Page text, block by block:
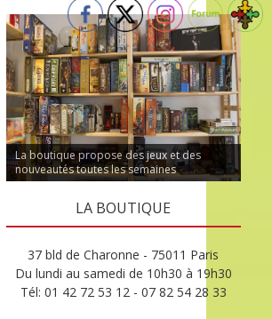
La boutique propose des jeux et des
nouveautés toutes les semaines
LA BOUTIQUE
37 bld de Charonne - 75011 Paris
Du lundi au samedi de 10h30 à 19h30
Tél: 01 42 72 53 12 - 07 82 54 28 33